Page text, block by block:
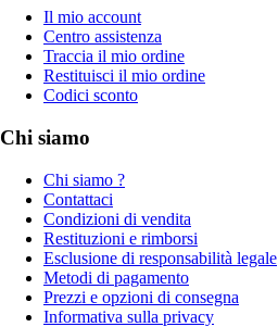
Il mio account
Centro assistenza
Traccia il mio ordine
Restituisci il mio ordine
Codici sconto
Chi siamo
Chi siamo ?
Contattaci
Condizioni di vendita
Restituzioni e rimborsi
Esclusione di responsabilità legale
Metodi di pagamento
Prezzi e opzioni di consegna
Informativa sulla privacy